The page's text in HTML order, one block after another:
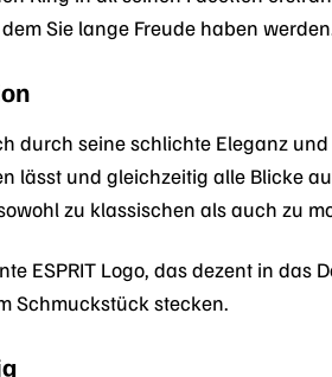
Sie lange Freude haben
durch seine schlichte Eleganz
lässt und gleichzeitig alle Blicke
zu klassischen als auch zu
ESPRIT Logo, das dezent in das
Schmuckstück stecken.